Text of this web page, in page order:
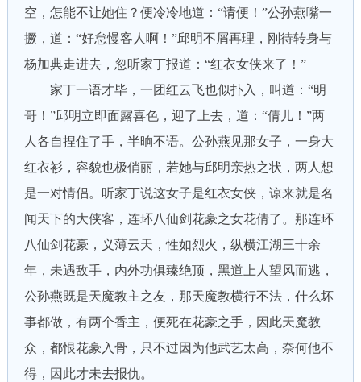
空，怎能不让她住？便冷冷地道：“请便！”公孙燕嘴一
撅，道：“好怠慢客人啊！”邱明不屑再理，刚待转身与
杨加典走进去，忽听家丁报道：“红衣女侠来了！”
家丁一语才毕，一团红云飞也似扑入，叫道：“明
哥！”邱明立即面露喜色，迎了上去，道：“倩儿！”两
人各自捏住了手，半晌不语。公孙燕见那女子，一身大
红衣衫，容貌也极俏丽，若她与邱明亲热之状，两人想
是一对情侣。听家丁说这女子是红衣女侠，谅来就是名
闻天下的大侠客，连环八仙剑花豪之女花倩了。那连环
八仙剑花豪，义薄云天，性如烈火，纵横江湖三十余
年，未遇敌手，内外功俱臻绝顶，黑道上人望风而逃，
公孙燕既是天魔教主之友，那天魔教横行不法，什么坏
事都做，有两个香主，便死在花豪之手，因此天魔教
众，都恨花豪入骨，只不过因为他武艺太高，奈何他不
得，因此才未去报仇。